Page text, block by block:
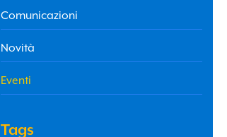
Comunicazioni
Novità
Eventi
Tags